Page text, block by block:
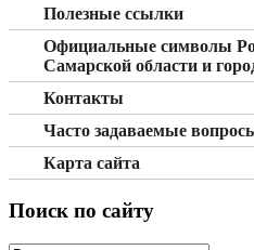
Полезные ссылки
Официальные символы
Самарской области и
Контакты
Часто задаваемые
Карта сайта
Поиск по сайту